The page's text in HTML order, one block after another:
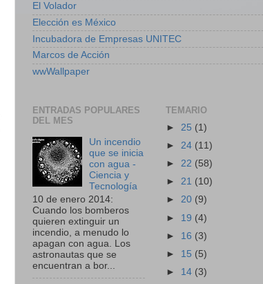
El Volador
Elección es México
Incubadora de Empresas UNITEC
Marcos de Acción
wwWallpaper
ENTRADAS POPULARES
DEL MES
Un incendio
que se inicia
con agua -
Ciencia y
Tecnología
10 de enero 2014:
Cuando los bomberos
quieren extinguir un
incendio, a menudo lo
apagan con agua. Los
astronautas que se
encuentran a bor...
TEMARIO
► 25 (1)
► 24 (11)
► 22 (58)
► 21 (10)
► 20 (9)
► 19 (4)
► 16 (3)
► 15 (5)
► 14 (3)